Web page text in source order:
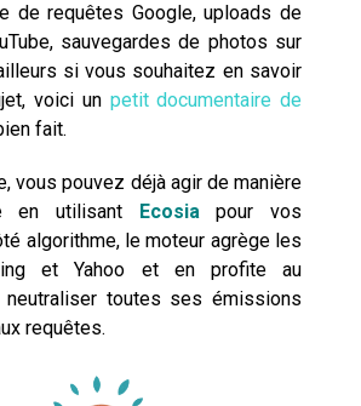
de requêtes Google, uploads de
sauvegardes de photos sur
si vous souhaitez en savoir
voici un petit documentaire de
fait.
vous pouvez déjà agir de manière
en utilisant
Ecosiapour vos
algorithme, le moteur agrège les
et Yahoo et en profite au
neutraliser toutes ses émissions
requêtes.